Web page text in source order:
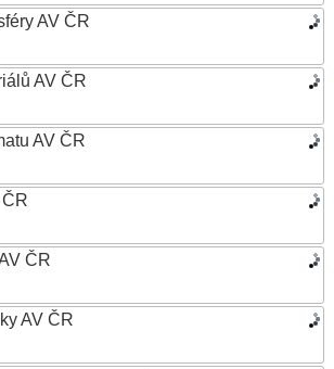
AV ČR
AV ČR
AV ČR
ČR
AV ČR